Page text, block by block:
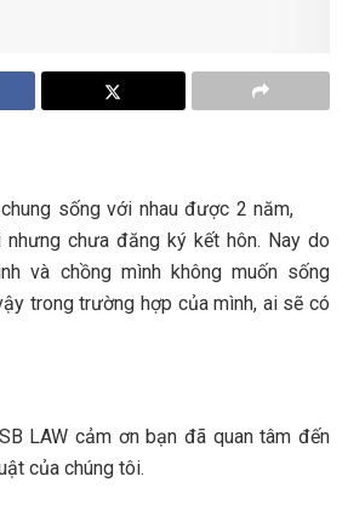
sống với nhau được 2 năm,
chưa đăng ký kết hôn. Nay do
và chồng mình không muốn sống
trong trường hợp của mình, ai sẽ có
LAW cảm ơn bạn đã quan tâm đến
của chúng tôi.